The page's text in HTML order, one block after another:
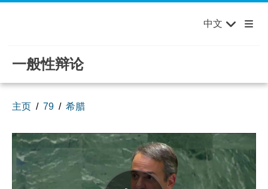
欢迎来到联合国，您的世界！ English Français
Español
中文
一般性辩论
主页 79 希腊